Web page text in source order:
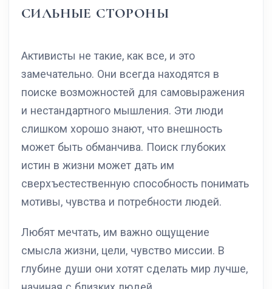
СИЛЬНЫЕ СТОРОНЫ
Активисты не такие, как все, и это
замечательно. Они всегда находятся в
поиске возможностей для самовыражения
и нестандартного мышления. Эти люди
слишком хорошо знают, что внешность
может быть обманчива. Поиск глубоких
истин в жизни может дать им
сверхъестественную способность понимать
мотивы, чувства и потребности людей.
Любят мечтать, им важно ощущение
смысла жизни, цели, чувство миссии. В
глубине души они хотят сделать мир лучше,